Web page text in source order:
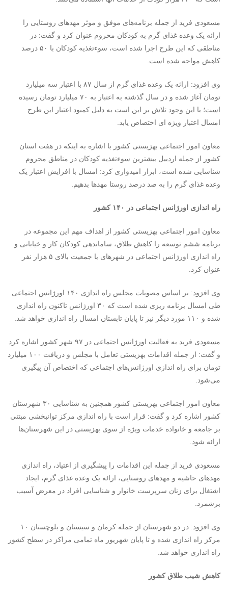
مسعودی فرید از جمله برنامه‌های موفق و موثر مهدهای روستایی را
ارائه یک وعده غذای گرم به کودکان محروم عنوان کرد و گفت: در
مناطقی که این طرح اجرا شده است، سوءتغذیه کودکان با ۵۰ درصد
کاهش مواجه شده است.
وی افزود: ارائه یک وعده غذای گرم از سال ۸۷ با اعتبار سه میلیارد
تومان آغاز شده و در سال گذشته به اعتبار به ۷۰ میلیارد تومان رسیده
است؛ با این وجود تلاش بر این است به دلیل کمبود اعتبار این طرح
امسال اعتبار ویژه ای اختصاص یابد.
معاون امور اجتماعی بهزیستی کشور با اشاره به اینکه در هفت استان
کشور از جمله اردبیل بیشترین سوءتغذیه کودکان در مناطق محروم
شناسایی شده است، ابراز امیدواری کرد: امسال با افزایش اعتبار یک
وعده غذای گرم را به صد درصد روستا مهدها بدهیم.
راه اندازی اورژانس اجتماعی در ۱۴۰ کشور
معاون امور اجتماعی بهزیستی کشور از اهداف مهم این مجموعه در
برنامه ششم توسعه را کاهش طلاق، ساماندهی کودکان کار و خیابانی و
راه اندازی اورژانس اجتماعی در شهرهای با جمعیت بالای ۵ هزار نفر
عنوان کرد.
وی افزود: بر اساس مصوبات مجلس راه اندازی ۱۴۰ اورژانس اجتماعی
طی امسال برنامه ریزی شده است که ۳۰ اورژانس تاکنون راه اندازی
شده و ۱۱۰ مورد دیگر نیز تا پایان تابستان امسال راه اندازی خواهد شد.
مسعودی فرید به فعالیت اورژانس اجتماعی در ۹۷ شهر کشور اشاره کرد
و گفت: از جمله اقدامات بهزیستی تعامل با مجلس و دریافت ۱۰۰ میلیارد
تومان برای راه اندازی اورژانس‌های اجتماعی که اختصاص آن پیگیری
می‌شود.
معاون امور اجتماعی بهزیستی کشور همچنین به شناسایی ۳۰ شهرستان
کشور اشاره کرد و گفت: قرار است با راه اندازی مرکز توانبخشی مبتنی
بر جامعه و خانواده خدمات ویژه از سوی بهزیستی در این شهرستان‌ها
ارائه شود.
مسعودی فرید از جمله این اقدامات را پیشگیری از اعتیاد، راه اندازی
مهدهای حاشیه و مهدهای روستایی، ارائه یک وعده غذای گرم، ایجاد
اشتغال برای زنان سرپرست خانوار و شناسایی افراد در معرض آسیب
برشمرد.
وی افزود: در دو شهرستان از جمله کرمان و سیستان و بلوچستان ۱۰
مرکز راه اندازی شده و تا پایان شهریور ماه تمامی مراکز در سطح کشور
راه اندازی خواهد شد.
کاهش شیب طلاق کشور